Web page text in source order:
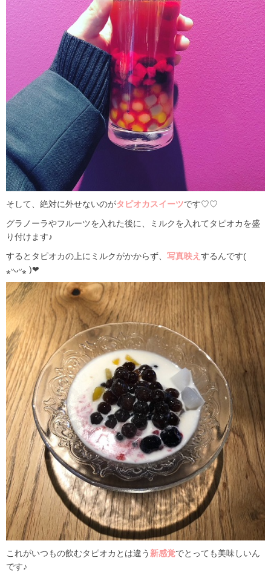
そして、絶対に外せないのがタピオカスイーツです♡♡
グラノーラやフルーツを入れた後に、ミルクを入れてタピオカを盛
り付けます♪
するとタピオカの上にミルクがかからず、 写真映え するんです(
⁎ᵕᴗᵕ⁎ )❤︎
これがいつもの飲むタピオカとは違う 新感覚でとっても美味しいん
です♪